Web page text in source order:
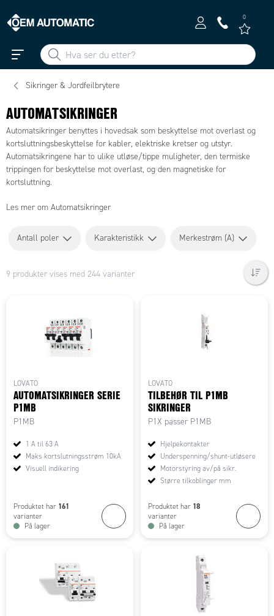
0
Sikringer & Jordfeilbrytere
AUTOMATSIKRINGER
Automatsikringer benyttes i hovedsak som beskyttelse mot overlast og
kortsluttningsbeskyttelse for kabler, elektriske kretser og utstyr.
Automatsikringene har to ulike utløse/tippe muligheter, den termiske
trippingen for beskyttelse mot overlast, og den magnetiske for
kortsluttning.
Les mer om Automatsikringer
Antall poler Karakteristikk Merkestrøm (A)
9 produkter vises med 244 varianter
LOVATO
AUTOMATSIKRINGER SERIE
P1MB
P1MB
1 A til 63 A
Maks kortslutningsstrøm 10kA
Visuell indikering
Produktet har 161
varianter
På lager
LOVATO
TILBEHØR TIL P1MB
SIKRINGER
P1X passer P1MB
Hjelpekontakter
Underspenning/shunt-utløsere
Motorstyring av/på sikr.
Større tilkoblinger mm
Produktet har 18
varianter
På lager